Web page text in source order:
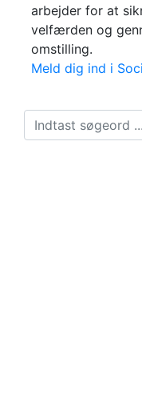
arbejder for at
velfærden og
omstilling.
Meld dig ind i